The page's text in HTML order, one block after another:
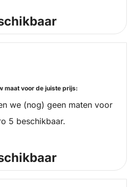
maat voor de juiste prijs:
we (nog) geen maten voor
5 beschikbaar.